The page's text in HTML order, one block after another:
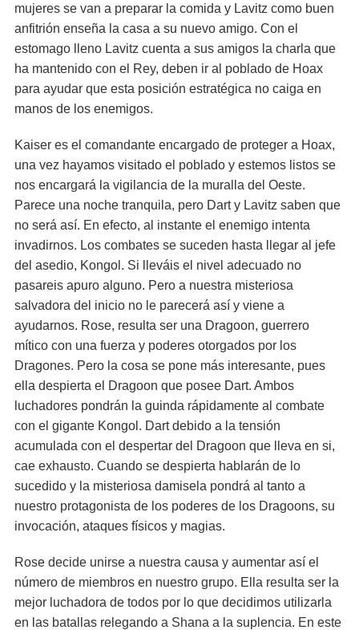
mujeres se van a preparar la comida y Lavitz como buen
anfitrión enseña la casa a su nuevo amigo. Con el
estomago lleno Lavitz cuenta a sus amigos la charla que
ha mantenido con el Rey, deben ir al poblado de Hoax
para ayudar que esta posición estratégica no caiga en
manos de los enemigos.
Kaiser es el comandante encargado de proteger a Hoax,
una vez hayamos visitado el poblado y estemos listos se
nos encargará la vigilancia de la muralla del Oeste.
Parece una noche tranquila, pero Dart y Lavitz saben que
no será así. En efecto, al instante el enemigo intenta
invadirnos. Los combates se suceden hasta llegar al jefe
del asedio, Kongol. Si lleváis el nivel adecuado no
pasareis apuro alguno. Pero a nuestra misteriosa
salvadora del inicio no le parecerá así y viene a
ayudarnos. Rose, resulta ser una Dragoon, guerrero
mítico con una fuerza y poderes otorgados por los
Dragones. Pero la cosa se pone más interesante, pues
ella despierta el Dragoon que posee Dart. Ambos
luchadores pondrán la guinda rápidamente al combate
con el gigante Kongol. Dart debido a la tensión
acumulada con el despertar del Dragoon que lleva en si,
cae exhausto. Cuando se despierta hablarán de lo
sucedido y la misteriosa damisela pondrá al tanto a
nuestro protagonista de los poderes de los Dragoons, su
invocación, ataques físicos y magias.
Rose decide unirse a nuestra causa y aumentar así el
número de miembros en nuestro grupo. Ella resulta ser la
mejor luchadora de todos por lo que decidimos utilizarla
en las batallas relegando a Shana a la suplencia. En este